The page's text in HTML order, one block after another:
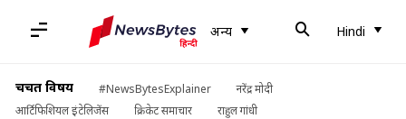
अन्य Hindi
चर्चित विषय #NewsBytesExplainer
नरेंद्र मोदी
आर्टिफिशियल इंटेलिजेंस
क्रिकेट समाचार राहुल गांधी